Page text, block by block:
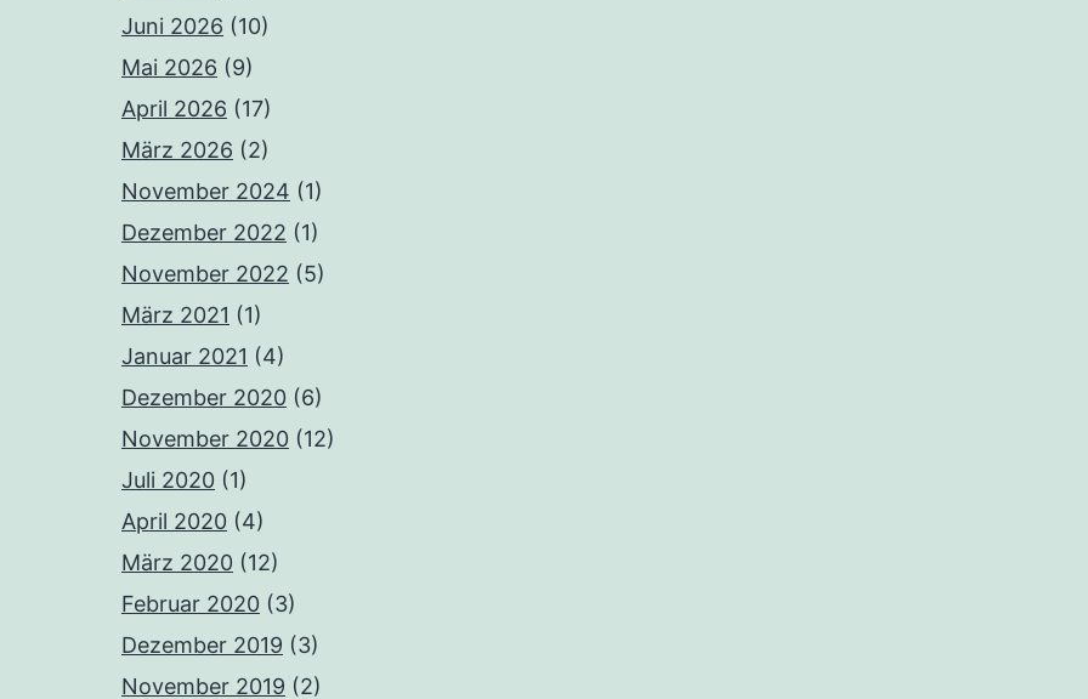
Juni 2026 (10)
Mai 2026 (9)
April 2026 (17)
März 2026 (2)
November 2024 (1)
Dezember 2022 (1)
November 2022 (5)
März 2021 (1)
Januar 2021 (4)
Dezember 2020 (6)
November 2020 (12)
Juli 2020 (1)
April 2020 (4)
März 2020 (12)
Februar 2020 (3)
Dezember 2019 (3)
November 2019 (2)